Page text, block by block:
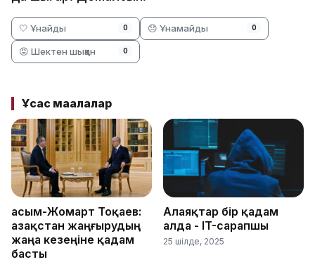
🤍 Ұнайды 0 😞 Ұнамайды 0
😡 Шектен шыққан 0
Ұқсас мақалалар
Қасым-Жомарт Тоқаев:
Қазақстан жаңғырудың
жаңа кезеңіне қадам
басты
Алаяқтар бір қадам
алда - IT-сарапшы
25 шілде, 2025